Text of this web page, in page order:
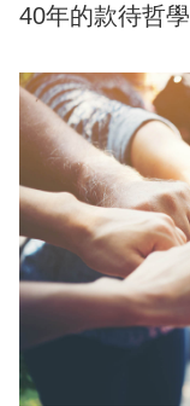
40年的款待哲學